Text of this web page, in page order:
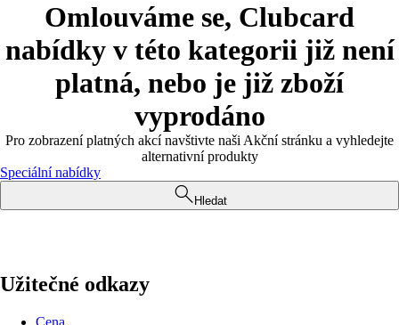
Omlouváme se, Clubcard
nabídky v této kategorii již není
platná, nebo je již zboží
vyprodáno
Pro zobrazení platných akcí navštivte naši Akční stránku a vyhledejte
alternativní produkty
Speciální nabídky
Hledat
Užitečné odkazy
Cena